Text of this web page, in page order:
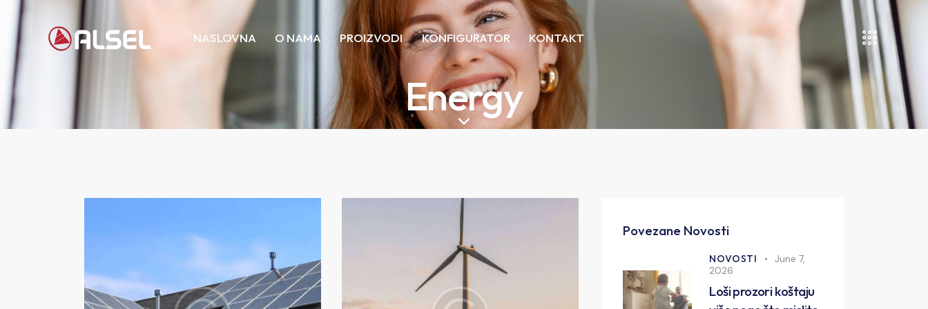
NASLOVNA O NAMA PROIZVODI KONFIGURATOR KONTAKT
Energy
Povezane Novosti
NOVOSTI
June 7,
2026
Loši prozori koštaju